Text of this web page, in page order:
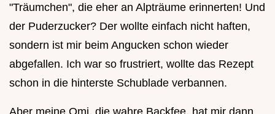
"Träumchen", die eher an Alpträume erinnerten! Und
der Puderzucker? Der wollte einfach nicht haften,
sondern ist mir beim Angucken schon wieder
abgefallen. Ich war so frustriert, wollte das Rezept
schon in die hinterste Schublade verbannen.
Aber meine Omi, die wahre Backfee, hat mir dann